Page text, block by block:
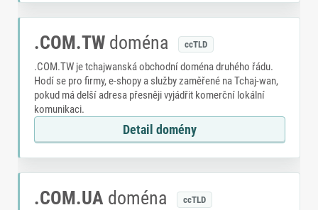
.COM.TW doména ccTLD
.COM.TW je tchajwanská obchodní doména druhého řádu.
Hodí se pro firmy, e-shopy a služby zaměřené na Tchaj-wan,
pokud má delší adresa přesněji vyjádřit komerční lokální
komunikaci.
Detail domény
.COM.UA doména ccTLD